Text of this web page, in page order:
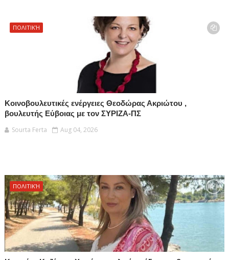
ΠΟΛΙΤΙΚΉ
Κοινοβουλευτικές ενέργειες Θεοδώρας Ακριώτου ,
βουλευτής Εύβοιας με τον ΣΥΡΙΖΑ-ΠΣ
Sourta Ferta
Aug 04, 2026
ΠΟΛΙΤΙΚΉ